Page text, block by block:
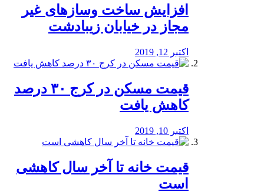
افزایش ساخت وسازهای غیر
مجاز در خیابان زیبادشت
اکتبر 12, 2019
️قیمت مسکن در کرج ۳۰ درصد
کاهش یافت
اکتبر 10, 2019
قیمت خانه تا آخر سال کاهشی
است